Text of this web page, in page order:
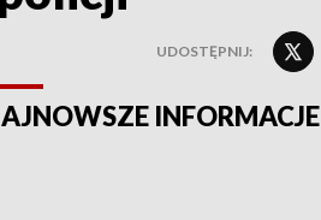
UDOSTĘPNIJ:
INFORMACJE